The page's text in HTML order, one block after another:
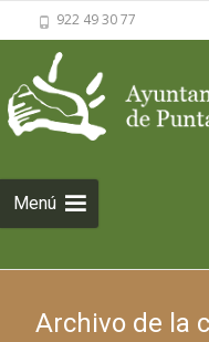
922 49 30 77
Menú
Saltar al
contenido
Archivo de la